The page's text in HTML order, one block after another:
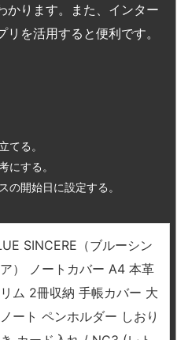
かります。また、インター
を活用すると便利です。
てる。
にする。
の開始日に設定する。
SINCERE（ブルーシン
） ノートカバー A4 本革
ム 2冊収納 手帳カバー 大
ート ペンホルダー しおり